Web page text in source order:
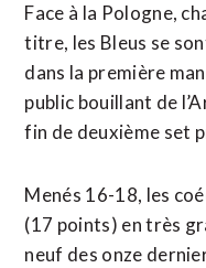
Face à la Pologne,
titre, les Bleus se
dans la première
public bouillant de
fin de deuxième set
Menés 16-18, les
(17 points) en très
neuf des onze